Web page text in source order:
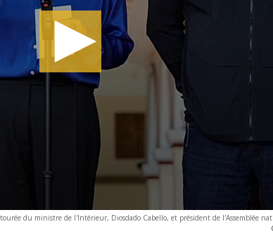
du ministre de l'Intérieur, Diosdado Cabello, et président de l'Assemblée